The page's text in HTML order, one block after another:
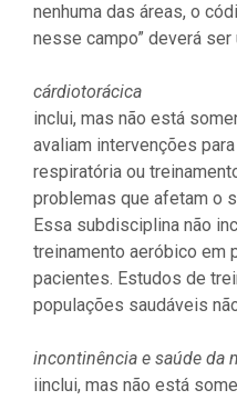
nenhuma das áreas, o
nesse campo” deverá ser
cárdiotorácica
inclui, mas não está
avaliam intervenções
respiratória ou
problemas que afetam o
Essa subdisciplina não
treinamento aeróbico em
pacientes. Estudos de
populações saudáveis
incontinência e saúde da
iinclui, mas não está